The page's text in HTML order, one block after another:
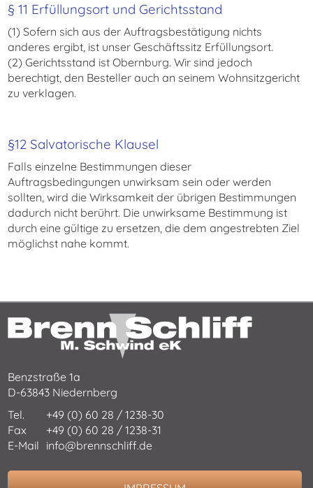
§ 11 Erfüllungsort und Gerichtsstand
(1) Sofern sich aus der Auftragsbestätigung nichts
anderes ergibt, ist unser Geschäftssitz Erfüllungsort.
(2) Gerichtsstand ist Obernburg. Wir sind jedoch
berechtigt, den Besteller auch an seinem Wohnsitzgericht
zu verklagen.
§12 Salvatorische Klausel
Falls einzelne Bestimmungen dieser
Auftragsbedingungen unwirksam sein oder werden
sollten, wird die Wirksamkeit der übrigen Bestimmungen
dadurch nicht berührt. Die unwirksame Bestimmung ist
durch eine gültige zu ersetzen, die dem angestrebten Ziel
möglichst nahe kommt.
Benzstraße 1a
D-63843 Niedernberg
Tel.
Fax
E-Mail
+49 (0) 60 28 / 1238-30
+49 (0) 60 28 / 1238-31
info@brennschliff.de